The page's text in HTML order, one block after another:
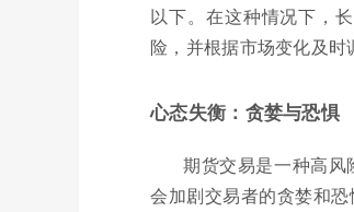
以下。在这种情况下，
险，并根据市场变化及时
心态失衡：贪婪与恐惧
期货交易是一种高
会加剧交易者的贪婪和